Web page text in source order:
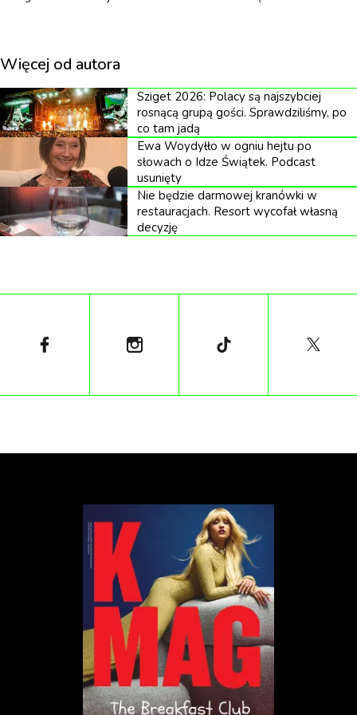
świata, żeby dotrzeć do prawdy? I czy aby na
Paulina Świst, która od lat ma rzeszę wiernych
czytelników ceniących jej umiejętność budowania
napięcia oraz nieprzewidywalnych zwrotów akcji,
mówi nam o książce:
najmniej wskazuje tytuł: „Debiut”. Co tym razem?
piękna influencerka, która miała pomóc głównym
wskazuje jednak, że sprawa może łączyć się z
tajemniczych zaginięć kobiet w latach
dziewięćdziesiątych. Obiecuję, że będzie
przerażająco, momentami zabawnie, a z
pewnością... wybuchowo. Dosłownie”.
Paulina Świst. Kiedyś pisała dla rozrywki, do pracy
szła na salę sądową – teraz bywa odwrotnie.
Więcej od autora
Sziget 2026: Polacy są najszybciej
rosnącą grupą gości. Sprawdziliśmy, po
co tam jadą
Ewa Woydyłło w ogniu hejtu po
słowach o Idze Świątek. Podcast
usunięty
Nie będzie darmowej kranówki w
restauracjach. Resort wycofał własną
decyzję